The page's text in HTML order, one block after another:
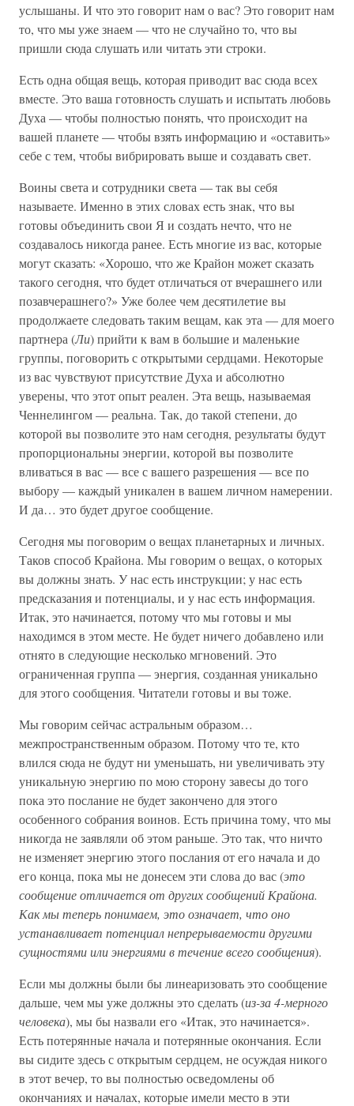
услышаны. И что это говорит нам о вас? Это говорит нам
то, что мы уже знаем — что не случайно то, что вы
пришли сюда слушать или читать эти строки.
Есть одна общая вещь, которая приводит вас сюда всех
вместе. Это ваша готовность слушать и испытать любовь
Духа — чтобы полностью понять, что происходит на
вашей планете — чтобы взять информацию и «оставить»
себе с тем, чтобы вибрировать выше и создавать свет.
Воины света и сотрудники света — так вы себя
называете. Именно в этих словах есть знак, что вы
готовы объединить свои Я и создать нечто, что не
создавалось никогда ранее. Есть многие из вас, которые
могут сказать: «Хорошо, что же Крайон может сказать
такого сегодня, что будет отличаться от вчерашнего или
позавчерашнего?» Уже более чем десятилетие вы
продолжаете следовать таким вещам, как эта — для моего
партнера (Ли) прийти к вам в большие и маленькие
группы, поговорить с открытыми сердцами. Некоторые
из вас чувствуют присутствие Духа и абсолютно
уверены, что этот опыт реален. Эта вещь, называемая
Ченнелингом — реальна. Так, до такой степени, до
которой вы позволите это нам сегодня, результаты будут
пропорциональны энергии, которой вы позволите
вливаться в вас — все с вашего разрешения — все по
выбору — каждый уникален в вашем личном намерении.
И да… это будет другое сообщение.
Сегодня мы поговорим о вещах планетарных и личных.
Таков способ Крайона. Мы говорим о вещах, о которых
вы должны знать. У нас есть инструкции; у нас есть
предсказания и потенциалы, и у нас есть информация.
Итак, это начинается, потому что мы готовы и мы
находимся в этом месте. Не будет ничего добавлено или
отнято в следующие несколько мгновений. Это
ограниченная группа — энергия, созданная уникально
для этого сообщения. Читатели готовы и вы тоже.
Мы говорим сейчас астральным образом…
межпространственным образом. Потому что те, кто
влился сюда не будут ни уменьшать, ни увеличивать эту
уникальную энергию по мою сторону завесы до того
пока это послание не будет закончено для этого
особенного собрания воинов. Есть причина тому, что мы
никогда не заявляли об этом раньше. Это так, что ничто
не изменяет энергию этого послания от его начала и до
его конца, пока мы не донесем эти слова до вас (это
сообщение отличается от других сообщений Крайона.
Как мы теперь понимаем, это означает, что оно
устанавливает потенциал непрерываемости другими
сущностями или энергиями в течение всего сообщения).
Если мы должны были бы линеаризовать это сообщение
дальше, чем мы уже должны это сделать (из-за 4-мерного
человека), мы бы назвали его «Итак, это начинается».
Есть потерянные начала и потерянные окончания. Если
вы сидите здесь с открытым сердцем, не осуждая никого
в этот вечер, то вы полностью осведомлены об
окончаниях и началах, которые имели место в эти